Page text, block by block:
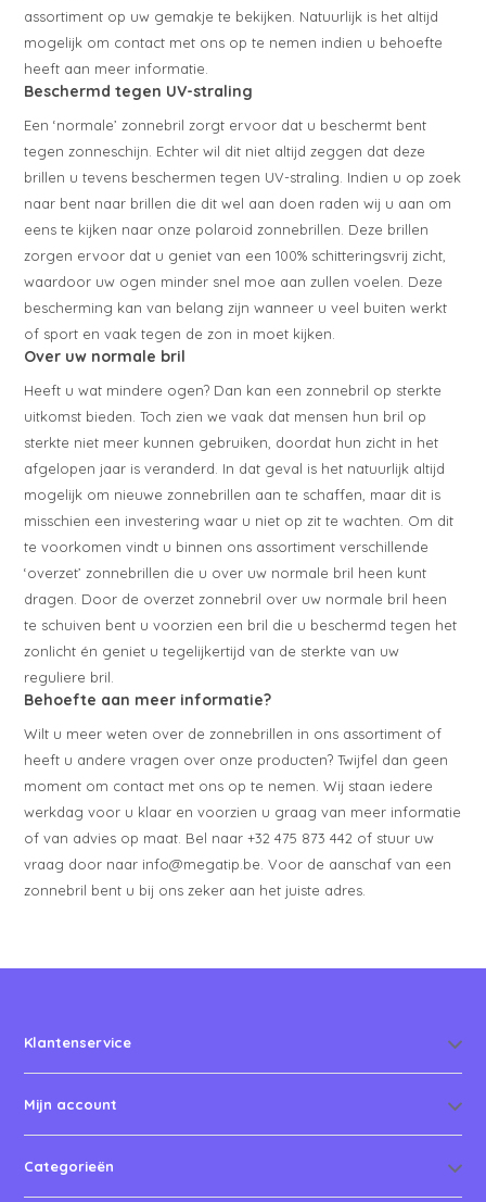
assortiment op uw gemakje te bekijken. Natuurlijk is het altijd
mogelijk om contact met ons op te nemen indien u behoefte
heeft aan meer informatie.
Beschermd tegen UV-straling
Een ‘normale’ zonnebril zorgt ervoor dat u beschermt bent
tegen zonneschijn. Echter wil dit niet altijd zeggen dat deze
brillen u tevens beschermen tegen UV-straling. Indien u op zoek
naar bent naar brillen die dit wel aan doen raden wij u aan om
eens te kijken naar onze polaroid zonnebrillen. Deze brillen
zorgen ervoor dat u geniet van een 100% schitteringsvrij zicht,
waardoor uw ogen minder snel moe aan zullen voelen. Deze
bescherming kan van belang zijn wanneer u veel buiten werkt
of sport en vaak tegen de zon in moet kijken.
Over uw normale bril
Heeft u wat mindere ogen? Dan kan een zonnebril op sterkte
uitkomst bieden. Toch zien we vaak dat mensen hun bril op
sterkte niet meer kunnen gebruiken, doordat hun zicht in het
afgelopen jaar is veranderd. In dat geval is het natuurlijk altijd
mogelijk om nieuwe zonnebrillen aan te schaffen, maar dit is
misschien een investering waar u niet op zit te wachten. Om dit
te voorkomen vindt u binnen ons assortiment verschillende
‘overzet’ zonnebrillen die u over uw normale bril heen kunt
dragen. Door de overzet zonnebril over uw normale bril heen
te schuiven bent u voorzien een bril die u beschermd tegen het
zonlicht én geniet u tegelijkertijd van de sterkte van uw
reguliere bril.
Behoefte aan meer informatie?
Wilt u meer weten over de zonnebrillen in ons assortiment of
heeft u andere vragen over onze producten? Twijfel dan geen
moment om contact met ons op te nemen. Wij staan iedere
werkdag voor u klaar en voorzien u graag van meer informatie
of van advies op maat. Bel naar +32 475 873 442 of stuur uw
vraag door naar info@megatip.be . Voor de aanschaf van een
zonnebril bent u bij ons zeker aan het juiste adres.
Klantenservice
Mijn account
Categorieën